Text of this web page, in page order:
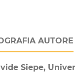
AUTORE
Siepe,